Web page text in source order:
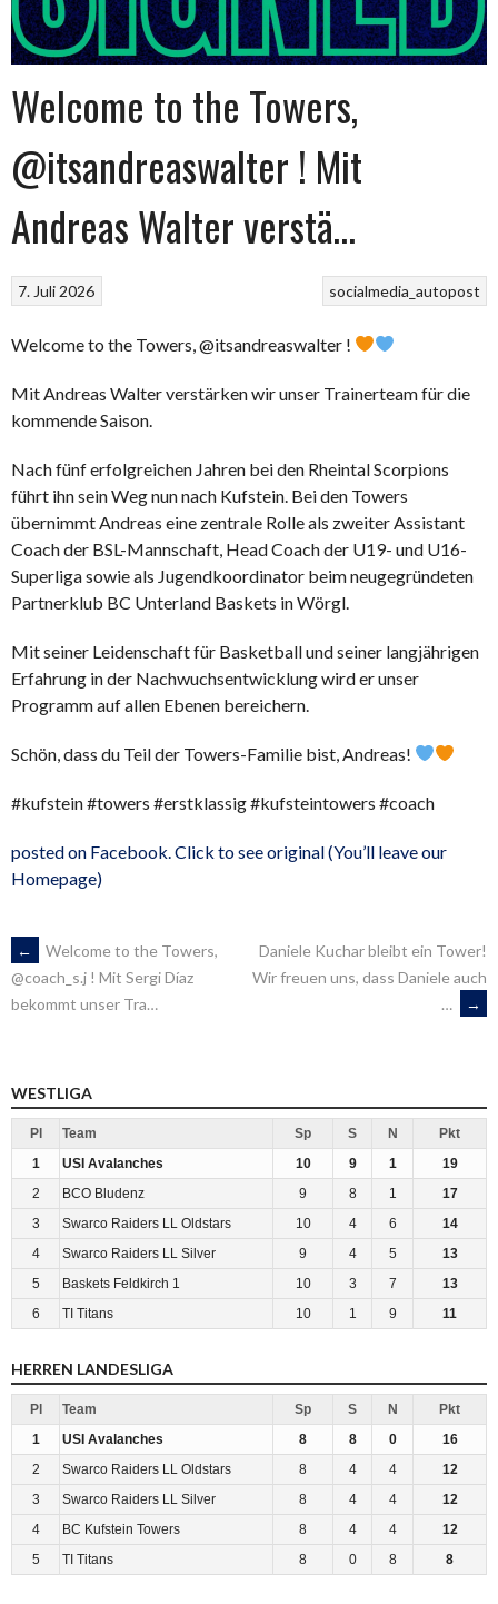
Welcome to the Towers,
@itsandreaswalter ! Mit
Andreas Walter verstä…
socialmedia_autopost
7. Juli 2026
Welcome to the Towers, @itsandreaswalter !
Mit Andreas Walter verstärken wir unser Trainerteam für die
kommende Saison.
Nach fünf erfolgreichen Jahren bei den Rheintal Scorpions
führt ihn sein Weg nun nach Kufstein. Bei den Towers
übernimmt Andreas eine zentrale Rolle als zweiter Assistant
Coach der BSL-Mannschaft, Head Coach der U19- und U16-
Superliga sowie als Jugendkoordinator beim neugegründeten
Partnerklub BC Unterland Baskets in Wörgl.
Mit seiner Leidenschaft für Basketball und seiner langjährigen
Erfahrung in der Nachwuchsentwicklung wird er unser
Programm auf allen Ebenen bereichern.
Schön, dass du Teil der Towers-Familie bist, Andreas!
#kufstein #towers #erstklassig #kufsteintowers #coach
posted on Facebook. Click to see original (You’ll leave our
Homepage)
ARTIKEL-
NAVIGATION
←
Welcome to the Towers,
@coach_s.j ! Mit Sergi Díaz
bekommt unser Tra…
Daniele Kuchar bleibt ein Tower!
Wir freuen uns, dass Daniele auch
…
→
WESTLIGA
Pl Team Sp S N
Pkt
1
USI Avalanches 10 9 1
19
2
BCO Bludenz 9 8 1
17
3
Swarco Raiders LL Oldstars 10 4 6
14
4
Swarco Raiders LL Silver 9 4 5
13
5
Baskets Feldkirch 1 10 3 7
13
6
TI Titans 10 1 9 11
HERREN LANDESLIGA
Pl Team Sp S N
Pkt
1
USI Avalanches 8 8 0
16
2
Swarco Raiders LL Oldstars 8 4 4
12
3
Swarco Raiders LL Silver 8 4 4
12
4
BC Kufstein Towers 8 4 4
12
5
TI Titans 8 0 8 8